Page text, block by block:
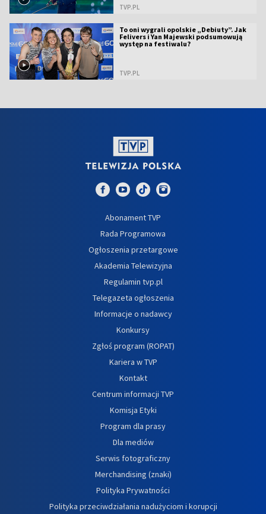
TVP.PL
To oni wygrali opolskie „Debiuty”. Jak
Felivers i Yan Majewski podsumowują
występ na festiwalu?
TVP.PL
Abonament TVP
Rada Programowa
Ogłoszenia przetargowe
Akademia Telewizyjna
Regulamin tvp.pl
Telegazeta ogłoszenia
Informacje o nadawcy
Konkursy
Zgłoś program (ROPAT)
Kariera w TVP
Kontakt
Centrum informacji TVP
Komisja Etyki
Program dla prasy
Dla mediów
Serwis fotograficzny
Merchandising (znaki)
Polityka Prywatności
Polityka przeciwdziałania nadużyciom i korupcji